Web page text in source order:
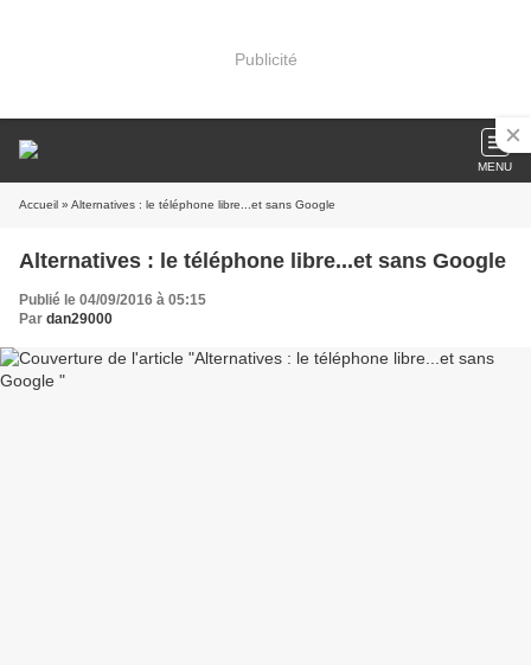
Publicité
MENU
Accueil » Alternatives : le téléphone libre...et sans Google
Alternatives : le téléphone libre...et sans Google
Publié le 04/09/2016 à 05:15
Par dan29000